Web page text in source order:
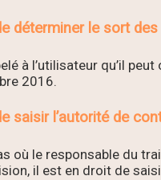
déterminer le sort
à l’utilisateur qu’il
2016.
saisir l’autorité de
où le responsable du
il est en droit de